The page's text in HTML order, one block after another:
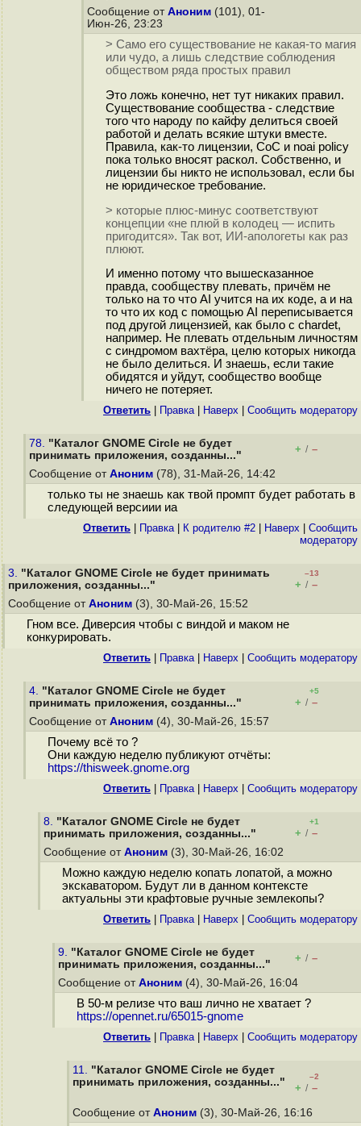
Сообщение от Аноним (101), 01-
Июн-26, 23:23
> Само его существование не какая-то магия
или чудо, а лишь следствие соблюдения
обществом ряда простых правил
Это ложь конечно, нет тут никаких правил.
Существование сообщества - следствие
того что народу по кайфу делиться своей
работой и делать всякие штуки вместе.
Правила, как-то лицензии, CoC и noai policy
пока только вносят раскол. Собственно, и
лицензии бы никто не использовал, если бы
не юридическое требование.
> которые плюс-минус соответствуют
концепции «не плюй в колодец — испить
пригодится». Так вот, ИИ-апологеты как раз
плюют.
И именно потому что вышесказанное
правда, сообществу плевать, причём не
только на то что AI учится на их коде, а и на
то что их код с помощью AI переписывается
под другой лицензией, как было с chardet,
например. Не плевать отдельным личностям
с синдромом вахтёра, целю которых никогда
не было делиться. И знаешь, если такие
обидятся и уйдут, сообщество вообще
ничего не потеряет.
Ответить Правка| Наверх Cообщить модератору
78. "Каталог GNOME Circle не будет
принимать приложения, созданны..."
+ / –
Сообщение от Аноним (78), 31-Май-26, 14:42
только ты не знаешь как твой промпт будет работать в
следующей версиии иа
Ответить Правка| К родителю #2 Наверх
Cообщить
модератору
3. "Каталог GNOME Circle не будет принимать
приложения, созданны..."
–13
+ / –
Сообщение от Аноним (3), 30-Май-26, 15:52
Гном все. Диверсия чтобы с виндой и маком не
конкурировать.
Ответить Правка| Наверх Cообщить модератору
4. "Каталог GNOME Circle не будет
принимать приложения, созданны..."
+5
+ / –
Сообщение от Аноним (4), 30-Май-26, 15:57
Почему всё то ?
Они каждую неделю публикуют отчёты:
https://thisweek.gnome.org
Ответить Правка| Наверх Cообщить модератору
8. "Каталог GNOME Circle не будет
принимать приложения, созданны..."
+1
+ / –
Сообщение от Аноним (3), 30-Май-26, 16:02
Можно каждую неделю копать лопатой, а можно
экскаватором. Будут ли в данном контексте
актуальны эти крафтовые ручные землекопы?
Ответить Правка| Наверх Cообщить модератору
9. "Каталог GNOME Circle не будет
принимать приложения, созданны..."
+ / –
Сообщение от Аноним (4), 30-Май-26, 16:04
В 50-м релизе что ваш лично не хватает ?
https://opennet.ru/65015-gnome
Ответить Правка| Наверх Cообщить модератору
11. "Каталог GNOME Circle не будет
принимать приложения, созданны..."
–2
+ / –
Сообщение от Аноним (3), 30-Май-26, 16:16